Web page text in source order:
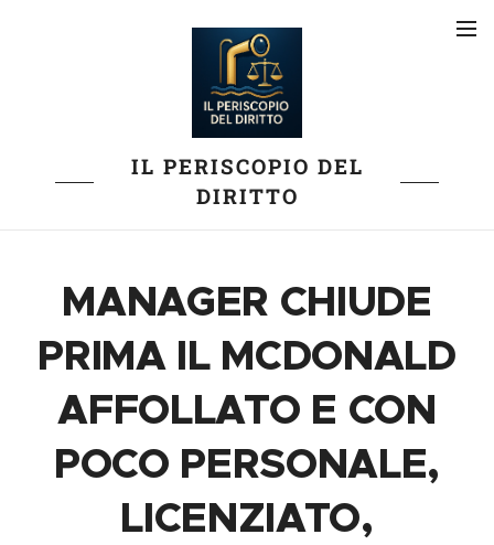
IL PERISCOPIO DEL
DIRITTO
MANAGER CHIUDE
PRIMA IL MCDONALD
AFFOLLATO E CON
POCO PERSONALE,
LICENZIATO,